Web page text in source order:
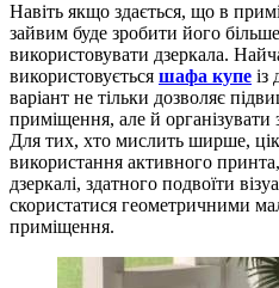
Навіть якщо здається, що в
зайвим буде зробити його
використовувати дзеркала.
використовується шафа купе із
варіант не тільки дозволяє
приміщення, але й організувати
Для тих, хто мислить ширше,
використання активного
дзеркалі, здатного подвоїти
скористатися геометричними
приміщення.